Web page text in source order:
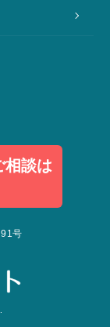
相談は
号